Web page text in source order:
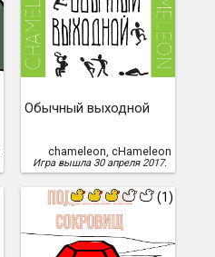
Обычный выходной
chameleon, cHameleon
Игра вышла 30 апреля 2017.
(1)